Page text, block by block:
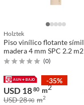
Holztek
Piso vinílico flotante símil
madera 4 mm SPC 2.2 m2
(0)
-35%
USD 1880 m2
USD 2890 m2